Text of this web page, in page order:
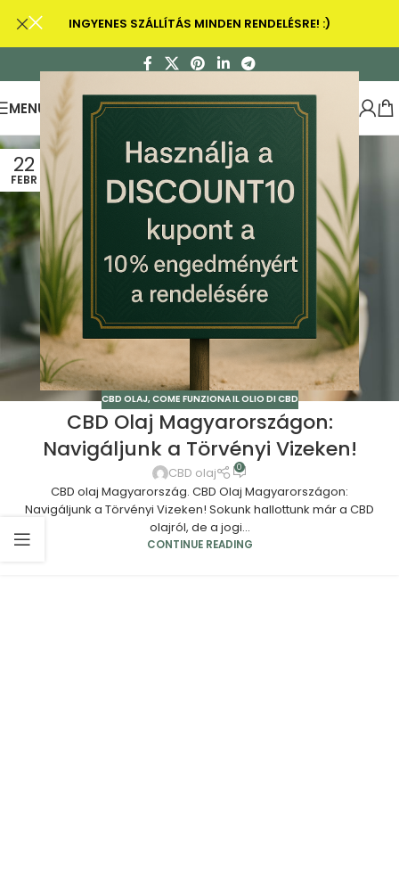
INGYENES SZÁLLÍTÁS MINDEN RENDELÉSRE! :)
MENU
22
FEBR
CBD OLAJ, COME FUNZIONA IL OLIO DI CBD
CBD Olaj Magyarországon:
Navigáljunk a Törvényi Vizeken!
CBD olaj 0
CBD olaj Magyarország. CBD Olaj Magyarországon:
Navigáljunk a Törvényi Vizeken! Sokunk hallottunk már a CBD
olajról, de a jogi...
CONTINUE READING